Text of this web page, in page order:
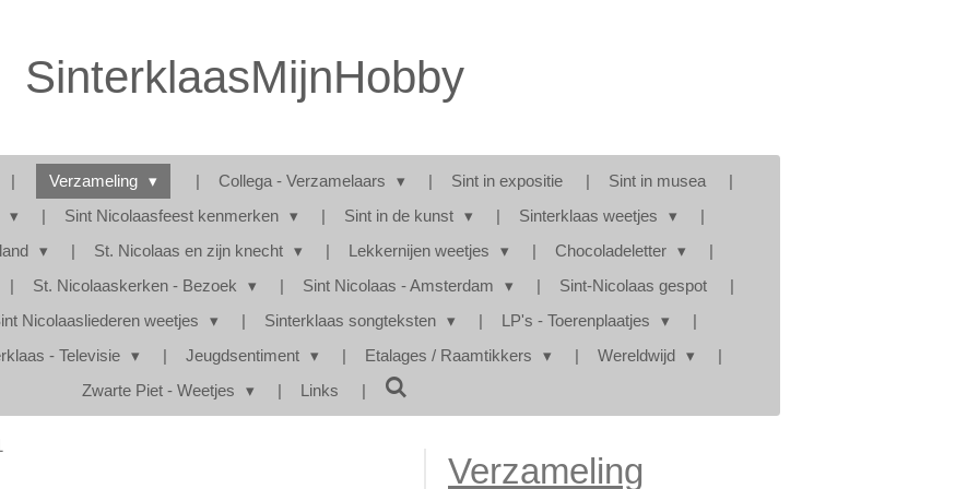
SinterklaasMijnHobby
Verzameling Collega - Verzamelaars Sint in expositie
Sint in musea
Sint Nicolaasfeest kenmerken Sint in de kunst
Sinterklaas weetjes
St. Nicolaas en zijn knecht Lekkernijen weetjes
Chocoladeletter
St. Nicolaaskerken - Bezoek Sint Nicolaas - Amsterdam
Sint-Nicolaas gespot
Nicolaasliederen weetjes Sinterklaas songteksten
LP's - Toerenplaatjes
- Televisie Jeugdsentiment Etalages / Raamtikkers
Wereldwijd
Zwarte Piet - Weetjes
Links
Verzameling